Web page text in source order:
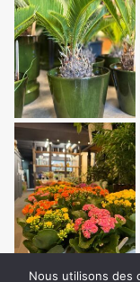
Nous utilisons des